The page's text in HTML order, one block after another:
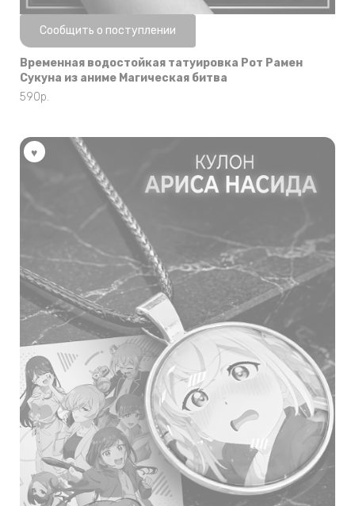
Нет в наличии
Сообщить о поступлении
Временная водостойкая татуировка Рот Рамен
Сукуна из аниме Магическая битва
590р.